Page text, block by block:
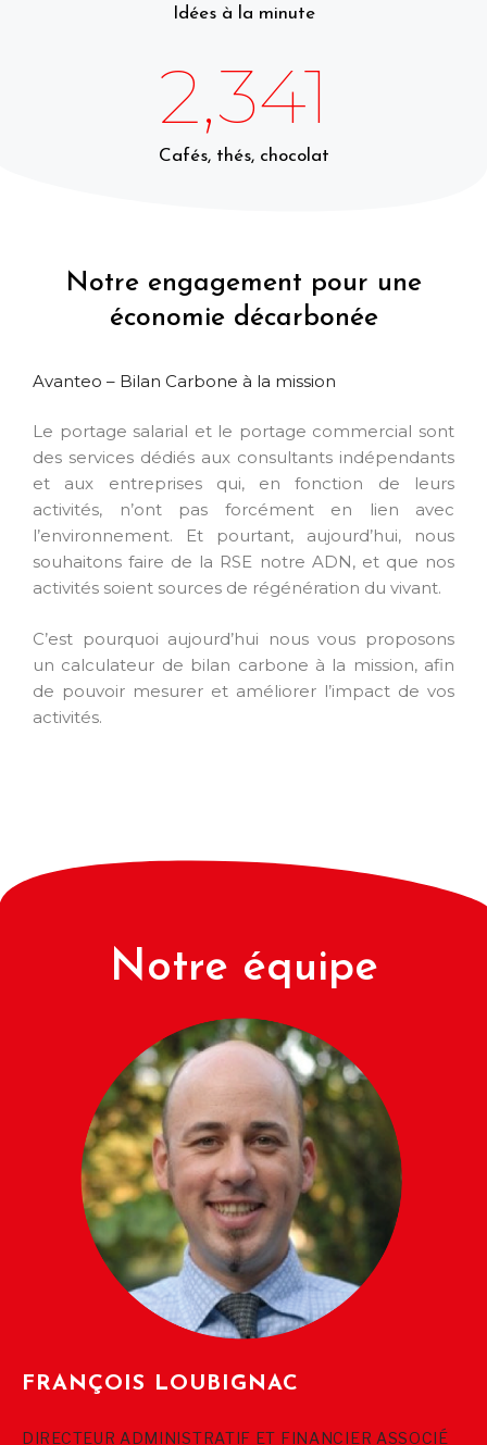
Idées à la minute
2,341
Cafés, thés, chocolat
Notre engagement pour une
économie décarbonée
Avanteo – Bilan Carbone à la mission
Le portage salarial et le portage commercial sont
des services dédiés aux consultants indépendants
et aux entreprises qui, en fonction de leurs
activités, n’ont pas forcément en lien avec
l’environnement. Et pourtant, aujourd’hui, nous
souhaitons faire de la RSE notre ADN, et que nos
activités soient sources de régénération du vivant.
C’est pourquoi aujourd’hui nous vous proposons
un calculateur de bilan carbone à la mission, afin
de pouvoir mesurer et améliorer l’impact de vos
activités.
Notre équipe
FRANÇOIS LOUBIGNAC
DIRECTEUR ADMINISTRATIF ET FINANCIER ASSOCIÉ